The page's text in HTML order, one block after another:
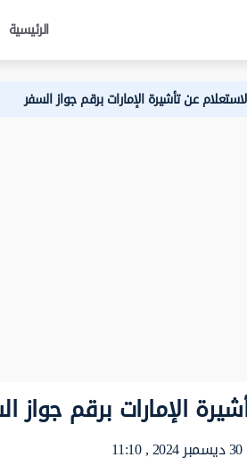
الرئيسية
عن تأشيرة الإمارات برقم جواز السفر
الإمارات برقم جواز